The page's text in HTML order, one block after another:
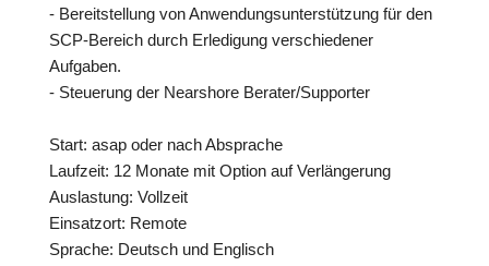
- Bereitstellung von Anwendungsunterstützung für den
SCP-Bereich durch Erledigung verschiedener
Aufgaben.
- Steuerung der Nearshore Berater/Supporter
Start: asap oder nach Absprache
Laufzeit: 12 Monate mit Option auf Verlängerung
Auslastung: Vollzeit
Einsatzort: Remote
Sprache: Deutsch und Englisch